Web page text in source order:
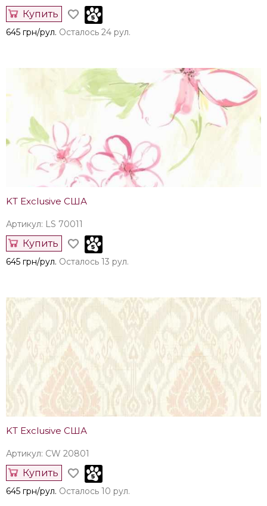
Купить
645 грн/рул. Осталось 24 рул.
KT Exclusive США
Артикул: LS 70011
Купить
645 грн/рул. Осталось 13 рул.
KT Exclusive США
Артикул: CW 20801
Купить
645 грн/рул. Осталось 10 рул.